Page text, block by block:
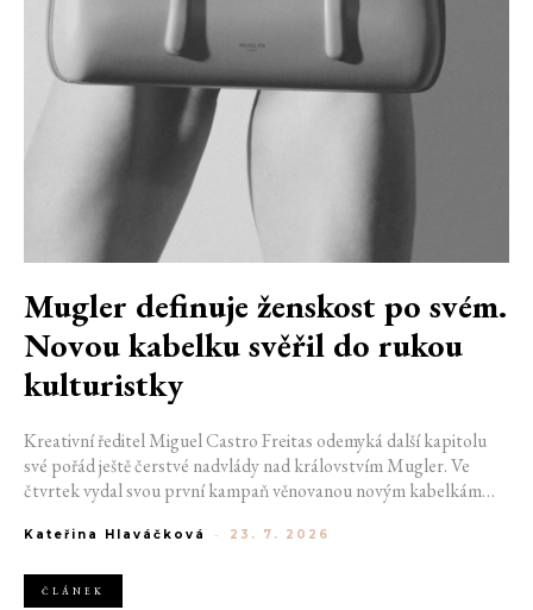
Mugler definuje ženskost po svém.
Novou kabelku svěřil do rukou
kulturistky
Kreativní ředitel Miguel Castro Freitas odemyká další kapitolu
své pořád ještě čerstvé nadvlády nad královstvím Mugler. Ve
čtvrtek vydal svou první kampaň věnovanou novým kabelkám
do módního domu dorazil. Umně mísí výrazy minulosti a dávných
Kateřina Hlaváčková - 23. 7. 2026
ČLÁNEK